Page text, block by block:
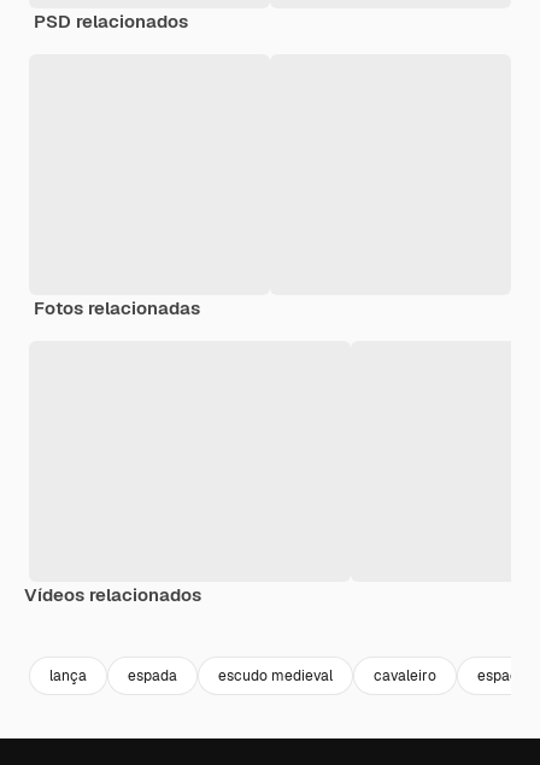
PSD relacionados
Fotos relacionadas
Vídeos relacionados
lança espada escudo medieval cavaleiro espada